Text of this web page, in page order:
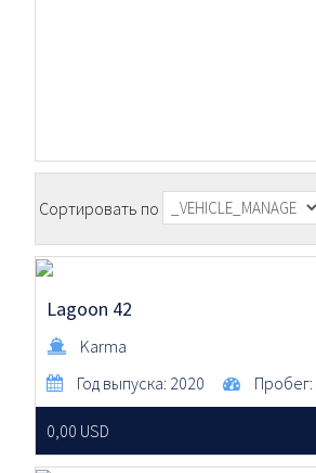
Сортировать по
Lagoon 42
Karma
Год выпуска: 2020 Пробег:
0,00 USD